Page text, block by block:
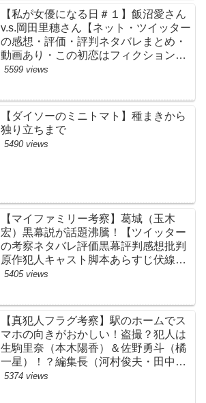
【私が女優になる日＃１】飯沼愛さん
v.s.岡田里穗さん【ネット・ツイッター
の感想・評価・評判ネタバレまとめ・
動画あり・この初恋はフィクションで
す・初恋Ｆ】
5599 views
【ダイソーのミニトマト】種まきから
独り立ちまで
5490 views
【マイファミリー考察】葛城（玉木
宏）黒幕説が話題沸騰！【ツイッター
の考察ネタバレ評価黒幕評判感想批判
原作犯人キャスト脚本あらすじ伏線ま
とめ】
5405 views
【真犯人フラグ考察】駅のホームでス
マホの向きがおかしい！盗撮？犯人は
生駒里奈（本木陽香）＆佐野勇斗（橘
一星）！？編集長（河村俊夫・田中哲
司説も？【ネット・ツイッターの考察
5374 views